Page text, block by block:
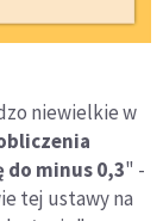
niewielkie w
do minus 0,3" -
tej ustawy na